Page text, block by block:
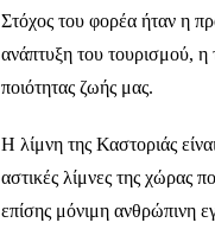
Στόχος του φορέα ήταν η
ανάπτυξη του τουρισμού,
ποιότητας ζωής μας.
Η λίμνη της Καστοριάς
αστικές λίμνες της χώρας
επίσης μόνιμη ανθρώπινη